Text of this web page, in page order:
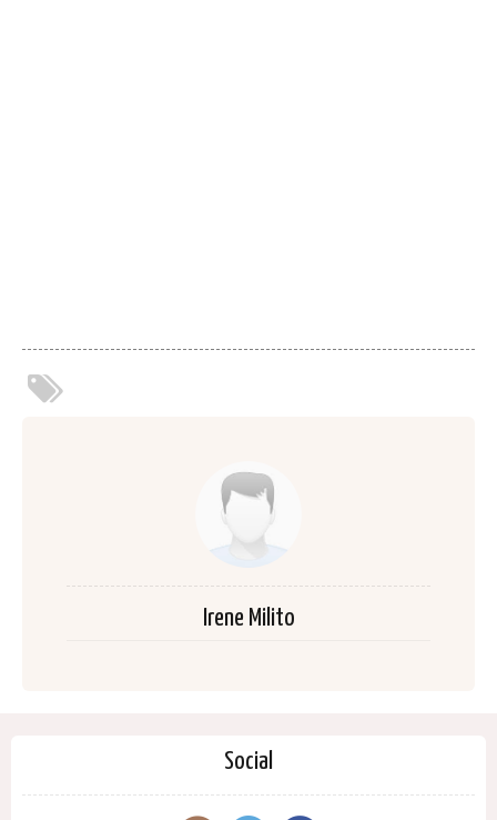
Irene Milito
Social